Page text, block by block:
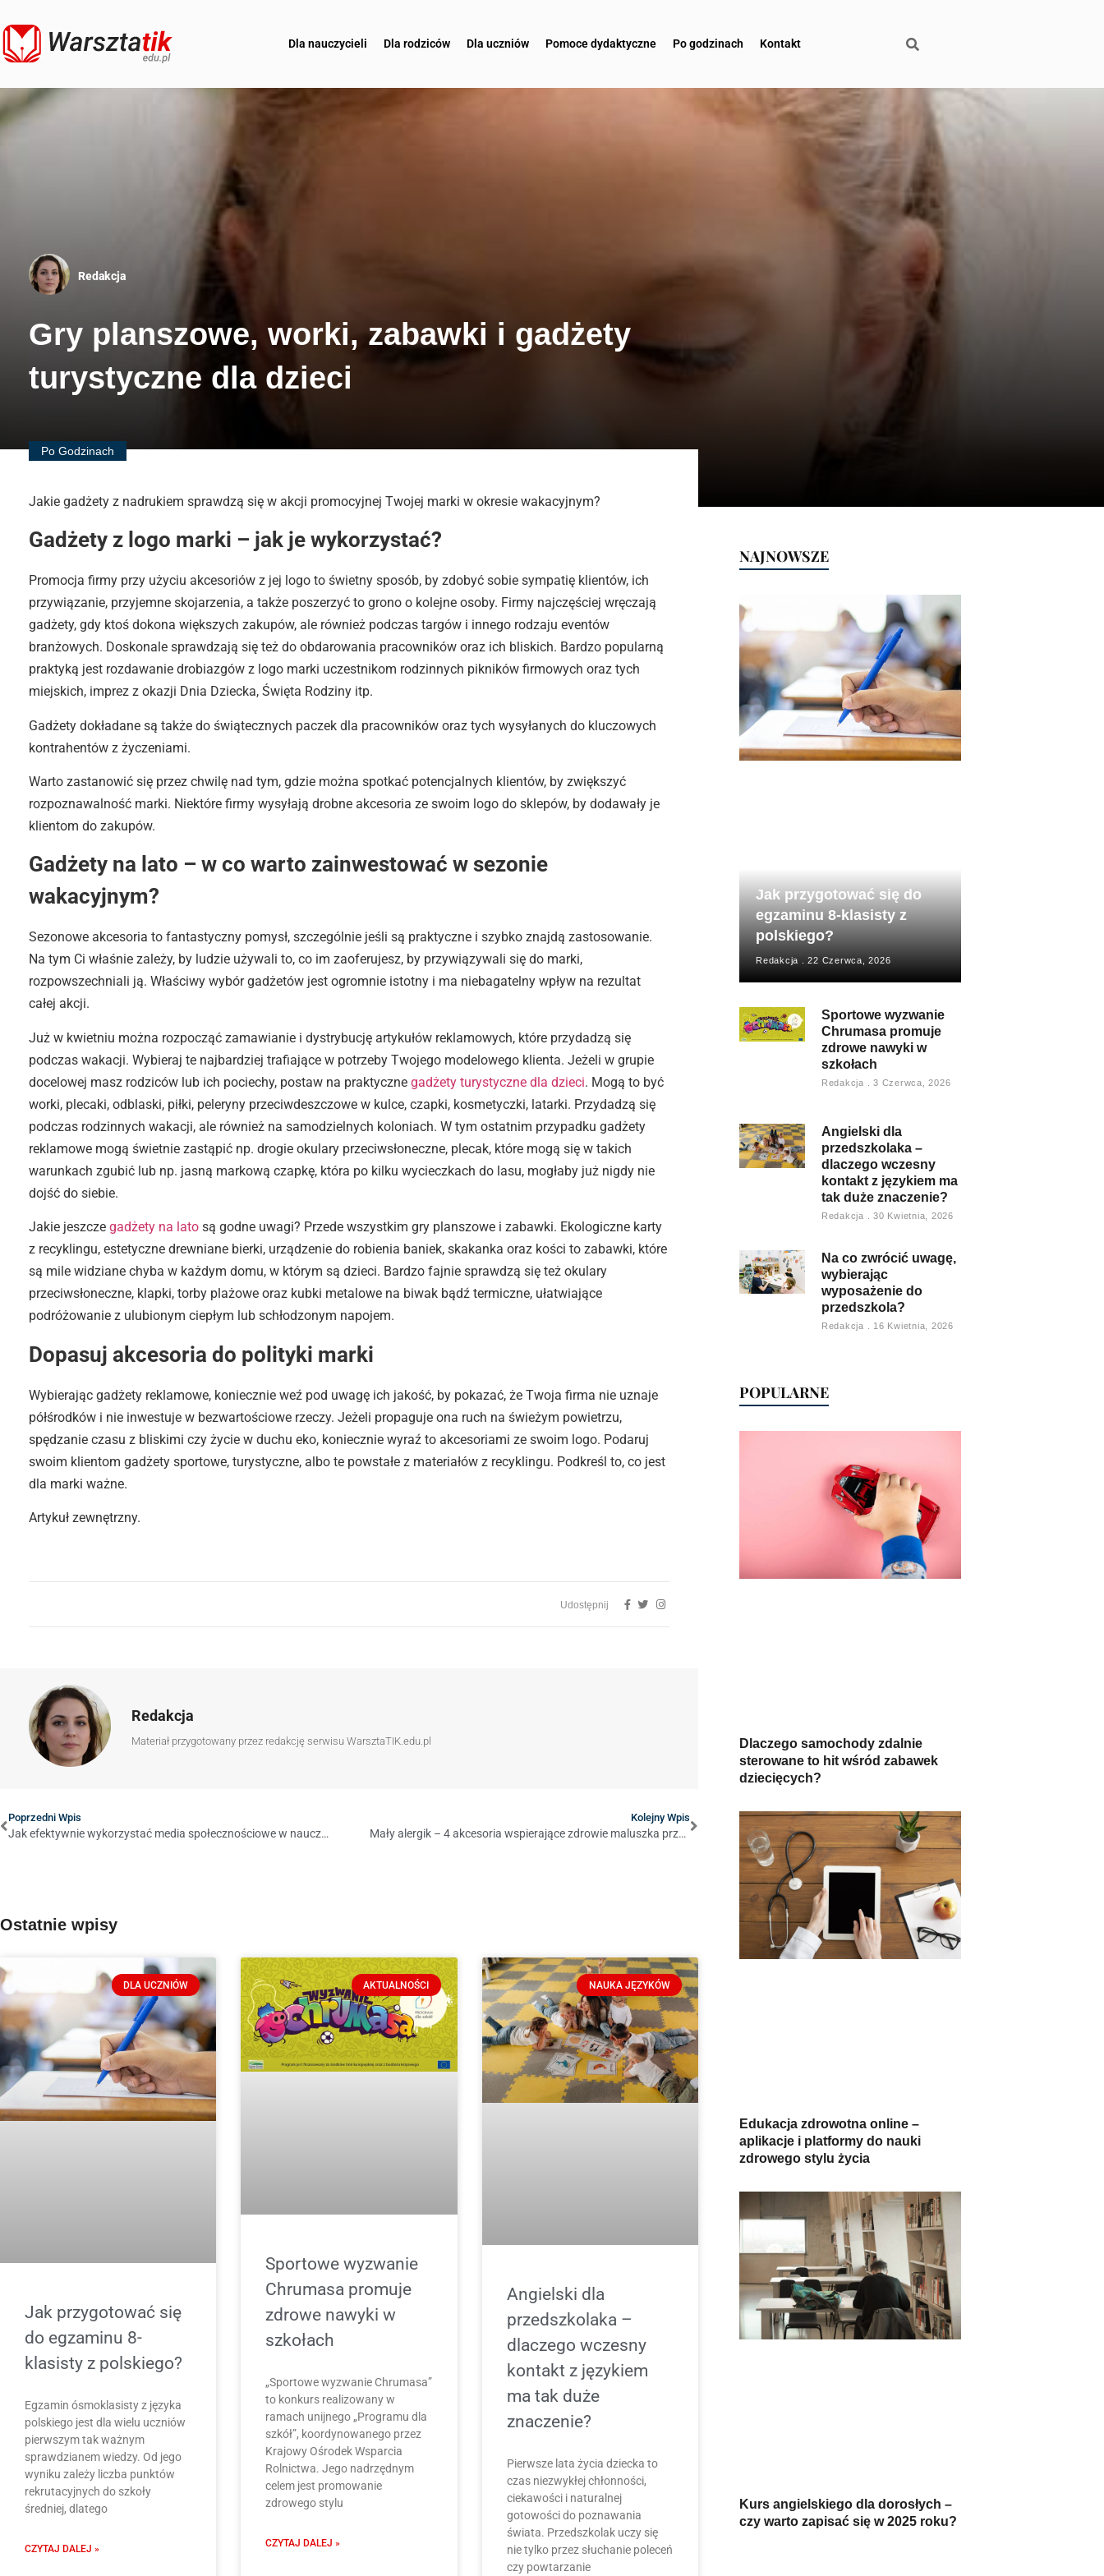
Dla nauczycieli Dla rodziców Dla uczniów Pomoce dydaktyczne Po godzinach Kontakt
Redakcja
Gry planszowe, worki, zabawki i gadżety
turystyczne dla dzieci
Po Godzinach
Jakie gadżety z nadrukiem sprawdzą się w akcji promocyjnej Twojej marki w okresie wakacyjnym?
Gadżety z logo marki – jak je wykorzystać?
Promocja firmy przy użyciu akcesoriów z jej logo to świetny sposób, by zdobyć sobie sympatię klientów, ich
przywiązanie, przyjemne skojarzenia, a także poszerzyć to grono o kolejne osoby. Firmy najczęściej wręczają
gadżety, gdy ktoś dokona większych zakupów, ale również podczas targów i innego rodzaju eventów
branżowych. Doskonale sprawdzają się też do obdarowania pracowników oraz ich bliskich. Bardzo popularną
praktyką jest rozdawanie drobiazgów z logo marki uczestnikom rodzinnych pikników firmowych oraz tych
miejskich, imprez z okazji Dnia Dziecka, Święta Rodziny itp.
Gadżety dokładane są także do świątecznych paczek dla pracowników oraz tych wysyłanych do kluczowych
kontrahentów z życzeniami.
Warto zastanowić się przez chwilę nad tym, gdzie można spotkać potencjalnych klientów, by zwiększyć
rozpoznawalność marki. Niektóre firmy wysyłają drobne akcesoria ze swoim logo do sklepów, by dodawały je
klientom do zakupów.
Gadżety na lato – w co warto zainwestować w sezonie
wakacyjnym?
Sezonowe akcesoria to fantastyczny pomysł, szczególnie jeśli są praktyczne i szybko znajdą zastosowanie.
Na tym Ci właśnie zależy, by ludzie używali to, co im zaoferujesz, by przywiązywali się do marki,
rozpowszechniali ją. Właściwy wybór gadżetów jest ogromnie istotny i ma niebagatelny wpływ na rezultat
całej akcji.
Już w kwietniu można rozpocząć zamawianie i dystrybucję artykułów reklamowych, które przydadzą się
podczas wakacji. Wybieraj te najbardziej trafiające w potrzeby Twojego modelowego klienta. Jeżeli w grupie
docelowej masz rodziców lub ich pociechy, postaw na praktyczne gadżety turystyczne dla dzieci. Mogą to być
worki, plecaki, odblaski, piłki, peleryny przeciwdeszczowe w kulce, czapki, kosmetyczki, latarki. Przydadzą się
podczas rodzinnych wakacji, ale również na samodzielnych koloniach. W tym ostatnim przypadku gadżety
reklamowe mogą świetnie zastąpić np. drogie okulary przeciwsłoneczne, plecak, które mogą się w takich
warunkach zgubić lub np. jasną markową czapkę, która po kilku wycieczkach do lasu, mogłaby już nigdy nie
dojść do siebie.
Jakie jeszcze gadżety na lato są godne uwagi? Przede wszystkim gry planszowe i zabawki. Ekologiczne karty
z recyklingu, estetyczne drewniane bierki, urządzenie do robienia baniek, skakanka oraz kości to zabawki, które
są mile widziane chyba w każdym domu, w którym są dzieci. Bardzo fajnie sprawdzą się też okulary
przeciwsłoneczne, klapki, torby plażowe oraz kubki metalowe na biwak bądź termiczne, ułatwiające
podróżowanie z ulubionym ciepłym lub schłodzonym napojem.
Dopasuj akcesoria do polityki marki
Wybierając gadżety reklamowe, koniecznie weź pod uwagę ich jakość, by pokazać, że Twoja firma nie uznaje
półśrodków i nie inwestuje w bezwartościowe rzeczy. Jeżeli propaguje ona ruch na świeżym powietrzu,
spędzanie czasu z bliskimi czy życie w duchu eko, koniecznie wyraź to akcesoriami ze swoim logo. Podaruj
swoim klientom gadżety sportowe, turystyczne, albo te powstałe z materiałów z recyklingu. Podkreśl to, co jest
dla marki ważne.
Artykuł zewnętrzny.
Udostępnij
Redakcja
Materiał przygotowany przez redakcję serwisu WarsztaTIK.edu.pl
Poprzedni Wpis
Jak efektywnie wykorzystać media społecznościowe w nauczaniu: przewodnik dla nauczycieli
Kolejny Wpis
Mały alergik – 4 akcesoria wspierające zdrowie maluszka przy alergii
Ostatnie wpisy
DLA UCZNIÓW
Jak przygotować się
do egzaminu 8-
klasisty z polskiego?
Egzamin ósmoklasisty z języka
polskiego jest dla wielu uczniów
pierwszym tak ważnym
sprawdzianem wiedzy. Od jego
wyniku zależy liczba punktów
rekrutacyjnych do szkoły
średniej, dlatego
CZYTAJ DALEJ »
AKTUALNOŚCI
Sportowe wyzwanie
Chrumasa promuje
zdrowe nawyki w
szkołach
„Sportowe wyzwanie Chrumasa”
to konkurs realizowany w
ramach unijnego „Programu dla
szkół”, koordynowanego przez
Krajowy Ośrodek Wsparcia
Rolnictwa. Jego nadrzędnym
celem jest promowanie
zdrowego stylu
CZYTAJ DALEJ »
NAUKA JĘZYKÓW
Angielski dla
przedszkolaka –
dlaczego wczesny
kontakt z językiem
ma tak duże
znaczenie?
Pierwsze lata życia dziecka to
czas niezwykłej chłonności,
ciekawości i naturalnej
gotowości do poznawania
świata. Przedszkolak uczy się
nie tylko przez słuchanie poleceń
czy powtarzanie
NAJNOWSZE
Jak przygotować się do
egzaminu 8-klasisty z
polskiego?
Redakcja 22 Czerwca, 2026
Sportowe wyzwanie
Chrumasa promuje
zdrowe nawyki w
szkołach
Redakcja 3 Czerwca, 2026
Angielski dla
przedszkolaka –
dlaczego wczesny
kontakt z językiem ma
tak duże znaczenie?
Redakcja 30 Kwietnia, 2026
Na co zwrócić uwagę,
wybierając
wyposażenie do
przedszkola?
Redakcja 16 Kwietnia, 2026
POPULARNE
Dlaczego samochody zdalnie
sterowane to hit wśród zabawek
dziecięcych?
Edukacja zdrowotna online –
aplikacje i platformy do nauki
zdrowego stylu życia
Kurs angielskiego dla dorosłych –
czy warto zapisać się w 2025 roku?